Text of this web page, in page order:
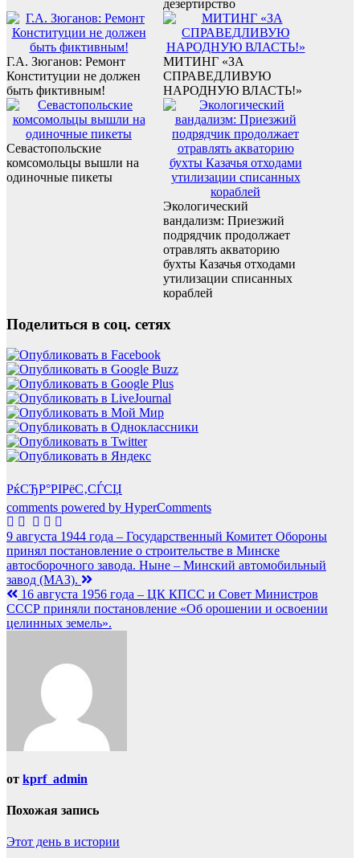
дезертирство
Г.А. Зюганов: Ремонт
Конституции не должен
быть фиктивным!
МИТИНГ «ЗА
СПРАВЕДЛИВУЮ
НАРОДНУЮ ВЛАСТЬ!»
Севастопольские
комсомольцы вышли на
одиночные пикеты
Экологический
вандализм: Приезжий
подрядчик продолжает
отравлять акваторию
бухты Казачья отходами
утилизации списанных
кораблей
Поделиться в соц. сетях
РќСЂР°РІРёС‚СЃСЏ
comments powered by HyperComments
Навигация
по
записям
9 августа 1944 года – Государственный Комитет Обороны
принял постановление о строительстве в Минске
автосборочного завода. Ныне – Минский автомобильный
завод (МАЗ).
16 августа 1956 года – ЦК КПСС и Совет Министров
СССР приняли постановление «Об орошении и освоении
целинных земель».
от kprf_admin
Похожая запись
Этот день в истории